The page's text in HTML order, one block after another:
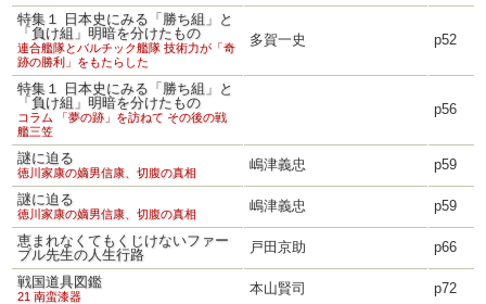
特集１ 日本史にみる「勝ち組」と
「負け組」明暗を分けたもの
連合艦隊とバルチック艦隊 技術力が「奇
跡の勝利」をもたらした
多賀一史 p52
特集１ 日本史にみる「勝ち組」と
「負け組」明暗を分けたもの
コラム 「夢の跡」を訪ねて その後の戦
艦三笠
p56
謎に迫る
徳川家康の嫡男信康、切腹の真相 嶋津義忠 p59
謎に迫る
徳川家康の嫡男信康、切腹の真相 嶋津義忠 p59
恵まれなくてもくじけないファー
ブル先生の人生行路
戸田京助 p66
戦国道具図鑑
21 南蛮漆器 本山賢司 p72